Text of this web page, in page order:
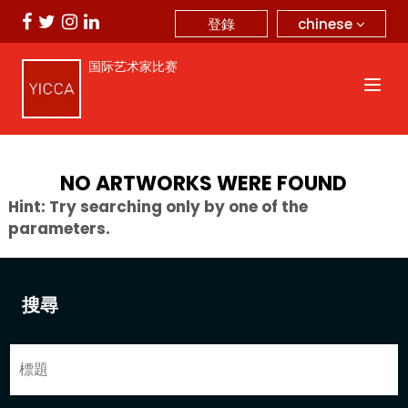
chinese
登錄
国际艺术家比赛
搜尋
NO ARTWORKS WERE FOUND
Hint: Try searching only by one of the
parameters.